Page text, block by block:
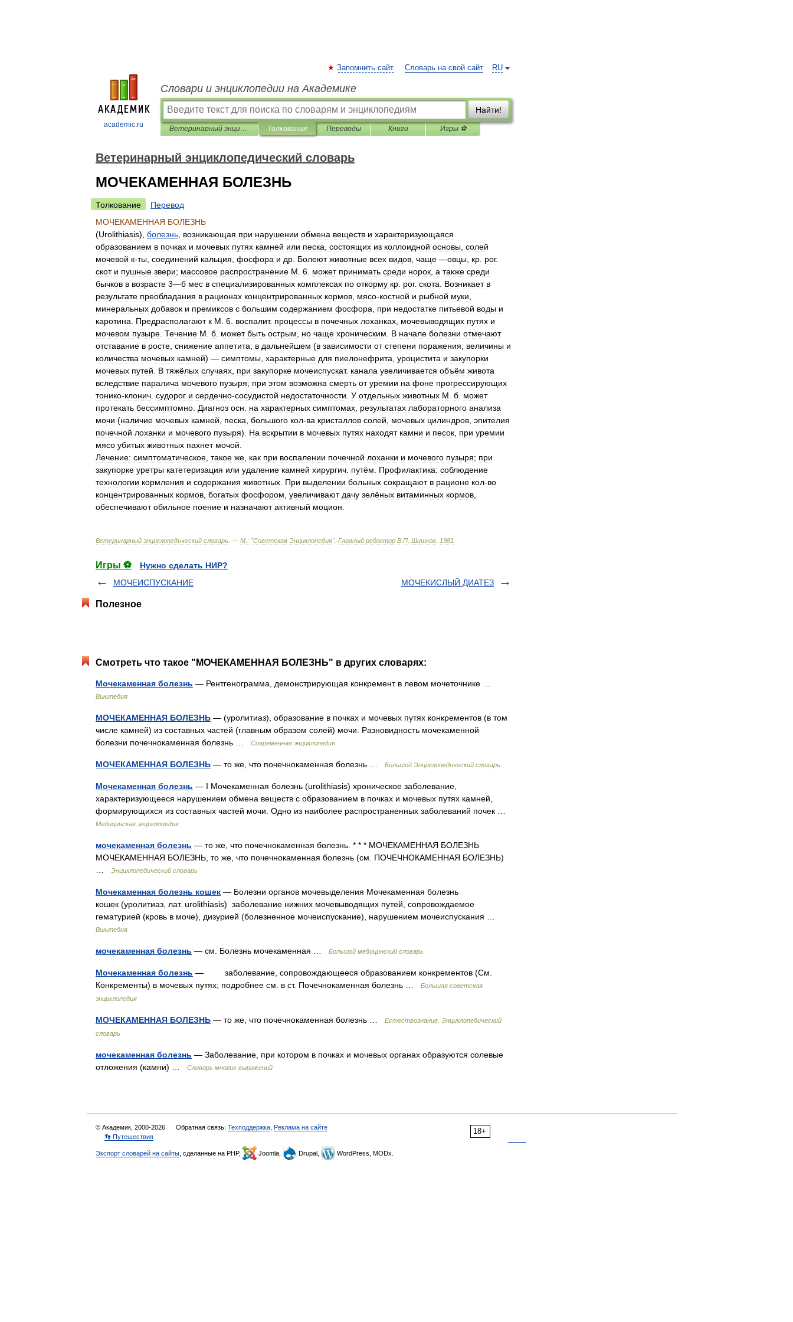
academic.ru
RU
Запомнить сайт Словарь на свой сайт
Словари и энциклопедии на Академике
Найти!
Ветеринарный энциклопедический словарь Толкования Переводы Книги Игры ⚽
Ветеринарный энциклопедический словарь
МОЧЕКАМЕННАЯ БОЛЕЗНЬ
Толкование
Перевод
МОЧЕКАМЕННАЯ БОЛЕЗНЬ
(Urolithiasis), болезнь возникающая при нарушении обмена веществ и характеризующаяся
образованием в почках и мочевых путях камней или песка состоящих из коллоидной основы солей
мочевой к-ты соединений кальция фосфора и др Болеют животные всех видов чаще —овцы кр рог.
скот и пушные звери; массовое распространение М 6 может принимать среди норок а также среди
бычков в возрасте 3—б мес в специализированных комплексах по откорму кр рог. скота Возникает в
результате преобладания в рационах концентрированных кормов мясо-костной и рыбной муки
минеральных добавок и премиксов с большим содержанием фосфора при недостатке питьевой воды и
каротина
Предрасполагают к М 6 воспалит. процессы в почечных лоханках мочевыводящих путях и
мочевом пузыре Течение М б может быть острым но чаще хроническим В начале болезни отмечают
отставание в росте снижение аппетита; в дальнейшем (в зависимости от степени поражения величины и
количества мочевых камней) — симптомы характерные для пиелонефрита уроцистита и закупорки
мочевых путей В тяжёлых случаях при закупорке мочеиспускат. канала увеличивается объём живота
вследствие паралича мочевого пузыря; при этом возможна смерть от уремии на фоне прогрессирующих
тонико-клонич судорог и сердечно-сосудистой недостаточности У отдельных животных М б может
протекать бессимптомно Диагноз осн на характерных симптомах результатах лабораторного анализа
мочи (наличие мочевых камней песка большого кол-ва кристаллов солей мочевых цилиндров эпителия
почечной лоханки и мочевого пузыря). На вскрытии в мочевых путях находят камни и песок при уремии
мясо убитых животных пахнет мочой
Лечение: симптоматическое такое же как при воспалении почечной лоханки и мочевого пузыря; при
закупорке уретры катетеризация или удаление камней хирургич путём Профилактика: соблюдение
технологии кормления и содержания животных При выделении больных сокращают в рационе кол-во
концентрированных кормов богатых фосфором увеличивают дачу зелёных витаминных кормов
обеспечивают обильное поение и назначают активный моцион
Ветеринарный энциклопедический словарь . — М : "Советская Энциклопедия". Главный редактор В П Шишков 1981
Игры ⚽
Нужно сделать НИР?
МОЧЕИСПУСКАНИЕ
МОЧЕКИСЛЫЙ ДИАТЕЗ
Полезное
Смотреть что такое "МОЧЕКАМЕННАЯ БОЛЕЗНЬ" в других словарях:
Мочекаменная болезнь — Рентгенограмма, демонстрирующая конкремент в левом мочеточнике …
Википедия
МОЧЕКАМЕННАЯ БОЛЕЗНЬ — (уролитиаз), образование в почках и мочевых путях конкрементов (в том
числе камней) из составных частей (главным образом солей) мочи. Разновидность мочекаменной
болезни почечнокаменная болезнь …
Современная энциклопедия
МОЧЕКАМЕННАЯ БОЛЕЗНЬ — то же, что почечнокаменная болезнь … Большой Энциклопедический словарь
Мочекаменная болезнь — I Мочекаменная болезнь (urolithiasis) хроническое заболевание,
характеризующееся нарушением обмена веществ с образованием в почках и мочевых путях камней,
формирующихся из составных частей мочи. Одно из наиболее распространенных заболеваний почек …
Медицинская энциклопедия
мочекаменная болезнь — то же, что почечнокаменная болезнь. * * * МОЧЕКАМЕННАЯ БОЛЕЗНЬ
МОЧЕКАМЕННАЯ БОЛЕЗНЬ, то же, что почечнокаменная болезнь (см. ПОЧЕЧНОКАМЕННАЯ БОЛЕЗНЬ)
Энциклопедический словарь
Мочекаменная болезнь кошек — Болезни органов мочевыделения Мочекаменная болезнь
кошек (уролитиаз, лат. urolithiasis) заболевание нижних мочевыводящих путей, сопровождаемое
гематурией (кровь в моче), дизурией (болезненное мочеиспускание), нарушением мочеиспускания …
Википедия
мочекаменная болезнь — см. Болезнь мочекаменная … Большой медицинский словарь
Мочекаменная болезнь — заболевание, сопровождающееся образованием конкрементов (См.
Конкременты) в мочевых путях; подробнее см. в ст. Почечнокаменная болезнь …
Большая советская
энциклопедия
МОЧЕКАМЕННАЯ БОЛЕЗНЬ — то же, что почечнокаменная болезнь …
Естествознание. Энциклопедический
словарь
мочекаменная болезнь — Заболевание, при котором в почках и мочевых органах образуются солевые
отложения (камни) …
Словарь многих выражений
18+
© Академик, 2000-2026 Обратная связь: Техподдержка Реклама на сайте
👣 Путешествия
Экспорт словарей на сайты , сделанные на PHP, Joomla, Drupal, WordPress, MODx.